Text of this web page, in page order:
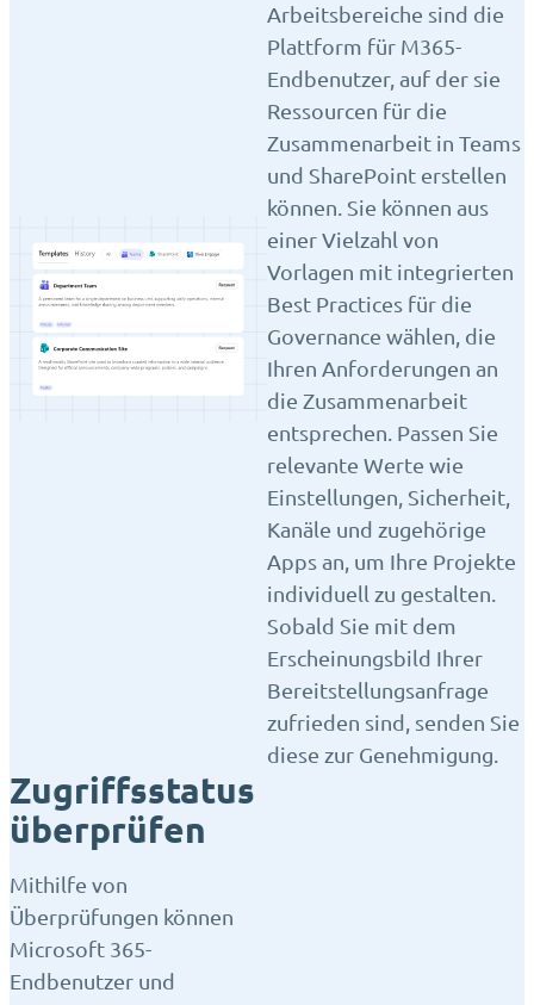
Arbeitsbereiche sind die
Plattform für M365-
Endbenutzer, auf der sie
Ressourcen für die
Zusammenarbeit in Teams
und SharePoint erstellen
können. Sie können aus
einer Vielzahl von
Vorlagen mit integrierten
Best Practices für die
Governance wählen, die
Ihren Anforderungen an
die Zusammenarbeit
entsprechen. Passen Sie
relevante Werte wie
Einstellungen, Sicherheit,
Kanäle und zugehörige
Apps an, um Ihre Projekte
individuell zu gestalten.
Sobald Sie mit dem
Erscheinungsbild Ihrer
Bereitstellungsanfrage
zufrieden sind, senden Sie
diese zur Genehmigung.
Zugriffsstatus
überprüfen
Mithilfe von
Überprüfungen können
Microsoft 365-
Endbenutzer und